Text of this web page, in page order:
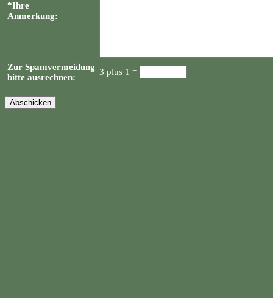
*Ihre
Anmerkung:
Zur Spamvermeidung
bitte ausrechnen:
3 plus 1 =